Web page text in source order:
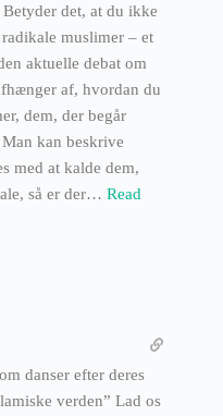
det, at du ikke
muslimer – et
aktuelle debat om
af, hvordan du
dem, der begår
kan beskrive
med at kalde dem,
så er der… Read
danser efter deres
verden” Lad os